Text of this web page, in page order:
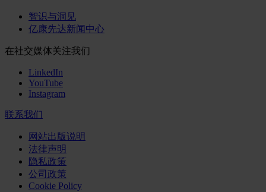
智识与洞见
亿康先达新闻中心
在社交媒体关注我们
LinkedIn
YouTube
Instagram
联系我们
网站出版说明
法律声明
隐私政策
公司政策
Cookie Policy